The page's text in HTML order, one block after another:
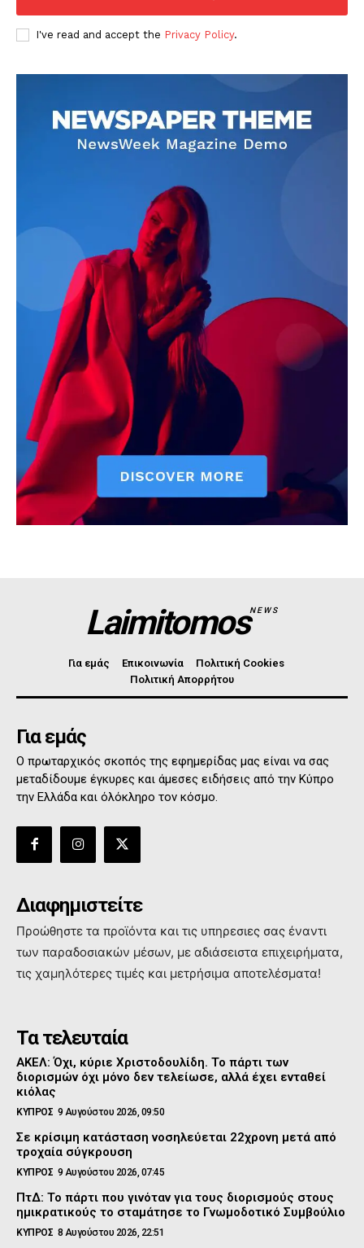
I've read and accept the Privacy Policy.
LaimitomosNEWS
Για εμάς Επικοινωνία
Πολιτική Cookies
Πολιτική Απορρήτου
Για εμάς
Ο πρωταρχικός σκοπός της εφημερίδας μας είναι να σας
μεταδίδουμε έγκυρες και άμεσες ειδήσεις από την Κύπρο
την Ελλάδα και όλόκληρο τον κόσμο.
Διαφημιστείτε
Προώθηστε τα προϊόντα και τις υπηρεσιες σας έναντι
των παραδοσιακών μέσων, με αδιάσειστα επιχειρήματα,
τις χαμηλότερες τιμές και μετρήσιμα αποτελέσματα!
Τα τελευταία
ΑΚΕΛ: Όχι, κύριε Χριστοδουλίδη. Το πάρτι των
διορισμών όχι μόνο δεν τελείωσε, αλλά έχει ενταθεί
κιόλας
ΚΥΠΡΟΣ 9 Αυγούστου 2026, 09:50
Σε κρίσιμη κατάσταση νοσηλεύεται 22χρονη μετά από
τροχαία σύγκρουση
ΚΥΠΡΟΣ 9 Αυγούστου 2026, 07:45
ΠτΔ: Το πάρτι που γινόταν για τους διορισμούς στους
ημικρατικούς το σταμάτησε το Γνωμοδοτικό Συμβούλιο
ΚΥΠΡΟΣ 8 Αυγούστου 2026, 22:51